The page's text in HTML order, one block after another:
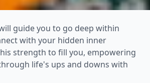
guide you to go deep within
with your hidden inner
strength to fill you, empowering
life's ups and downs with